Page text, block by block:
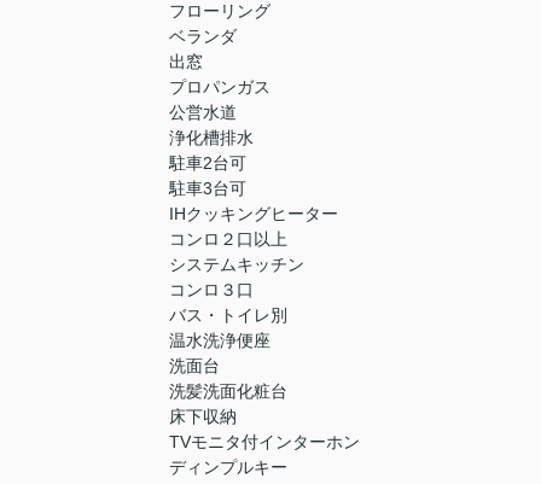
フローリング
ベランダ
出窓
プロパンガス
公営水道
浄化槽排水
駐車2台可
駐車3台可
IHクッキングヒーター
コンロ２口以上
システムキッチン
コンロ３口
バス・トイレ別
温水洗浄便座
洗面台
洗髪洗面化粧台
床下収納
TVモニタ付インターホン
ディンプルキー